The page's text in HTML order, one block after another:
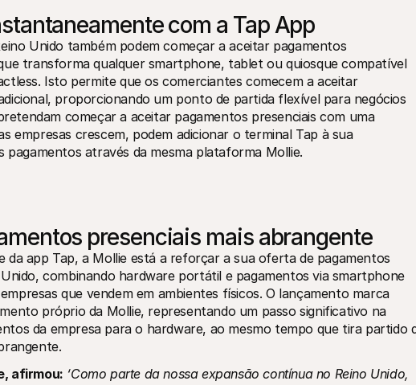
com a Tap App
Unido também podem começar a aceitar pagamentos
transforma qualquer smartphone, tablet ou quiosque compatível
Isto permite que os comerciantes comecem a aceitar
proporcionando um ponto de partida flexível para negócios
começar a aceitar pagamentos presenciais com uma
empresas crescem, podem adicionar o terminal Tap à sua
através da mesma plataforma Mollie.
presenciais mais abrangente
da app Tap, a Mollie está a reforçar a sua oferta de pagamentos
combinando hardware portátil e pagamentos via smartphone
que vendem em ambientes físicos. O lançamento marca
próprio da Mollie, representando um passo significativo na
da empresa para o hardware, ao mesmo tempo que tira partido
afirmou: ‘Como parte da nossa expansão contínua no Reino Unido,